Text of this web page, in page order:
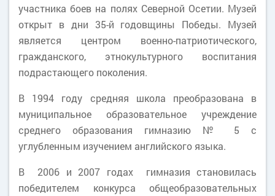
участника боев на полях Северной Осетии. Музей
открыт в дни 35-й годовщины Победы. Музей
является центром военно-патриотического,
гражданского, этнокультурного воспитания
подрастающего поколения.
В 1994 году средняя школа преобразована в
муниципальное образовательное учреждение
среднего образования гимназию № 5 с
углубленным изучением английского языка.
В 2006 и 2007 годах гимназия становилась
победителем конкурса общеобразовательных